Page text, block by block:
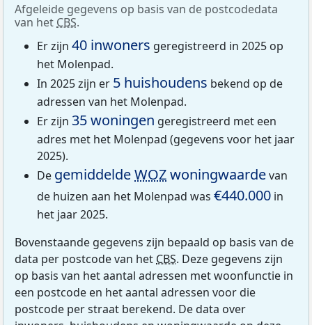
Afgeleide gegevens op basis van de postcodedata
van het CBS.
Er zijn 40 inwoners geregistreerd in 2025 op
het Molenpad.
In 2025 zijn er 5 huishoudens bekend op de
adressen van het Molenpad.
Er zijn 35 woningen geregistreerd met een
adres met het Molenpad (gegevens voor het jaar
2025).
De gemiddeldeWOZwoningwaardevan
de huizen aan het Molenpad was €440.000 in
het jaar 2025.
Bovenstaande gegevens zijn bepaald op basis van de
data per postcode van het CBS. Deze gegevens zijn
op basis van het aantal adressen met woonfunctie in
een postcode en het aantal adressen voor die
postcode per straat berekend. De data over